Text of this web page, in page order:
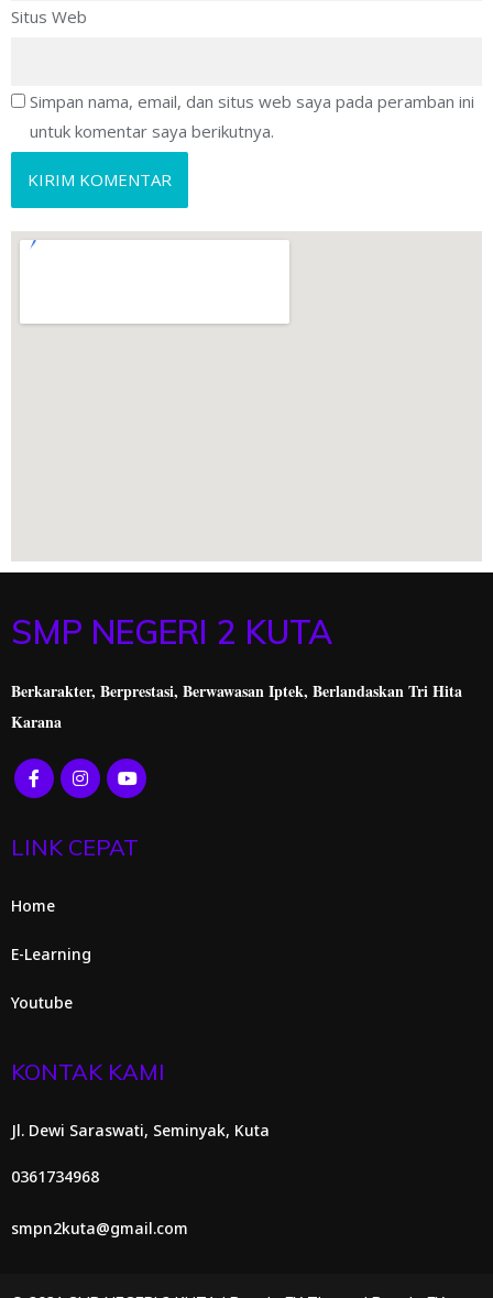
Situs Web
Simpan nama, email, dan situs web saya pada peramban ini
untuk komentar saya berikutnya.
SMP NEGERI 2 KUTA
Berkarakter, Berprestasi, Berwawasan Iptek, Berlandaskan Tri Hita
Karana
LINK CEPAT
Home
E-Learning
Youtube
KONTAK KAMI
Jl. Dewi Saraswati, Seminyak, Kuta
0361734968
smpn2kuta@gmail.com